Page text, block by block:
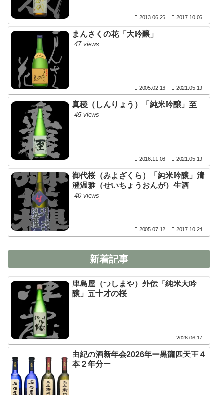
2013.06.26 2017.10.06
まんさくの花「大吟醸」
47 views
2005.02.16 2021.05.19
真稜（しんりょう）「純米吟醸」至
45 views
2016.11.08 2021.05.19
御代桜（みよざくら）「純米吟醸」清
澄温雅（せいちょうおんが）生酒
40 views
2005.07.12 2017.10.24
新着記事
津島屋（つしまや）外伝「純米大吟
醸」五十才の桜
2026.06.17
由紀の酒新年会2026年ー黒龍四天王４
本２年分ー